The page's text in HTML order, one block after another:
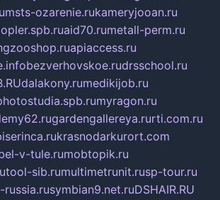
msts-ozarenie.rukameryjooan.ru
aid70.rumetall-perm.ru
apiaccess.ru
bezverhovskoe.rudrsschool.ru
dalakony.rumedikijob.ru
myragon.ru
gardengallereya.rurti.com.ru
krasnodarkurort.com
v-tule.rumobtopik.ru
tool-sib.rumultimetrunit.rusp-tour.ru
russia.rusymbian9.net.ruDSHAIR.RU